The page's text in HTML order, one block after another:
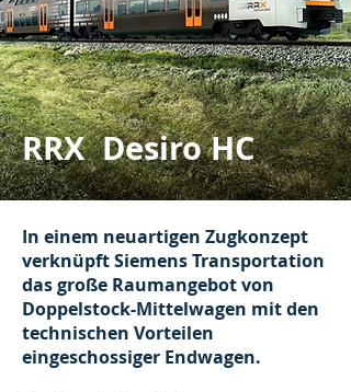
RRX Desiro HC
In einem neuartigen Zugkonzept
verknüpft Siemens Transportation
das große Raumangebot von
Doppelstock-Mittelwagen mit den
technischen Vorteilen
eingeschossiger Endwagen.